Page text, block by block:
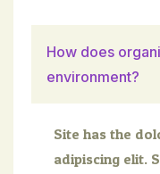
How does
environment?
Site has the
adipiscing elit.